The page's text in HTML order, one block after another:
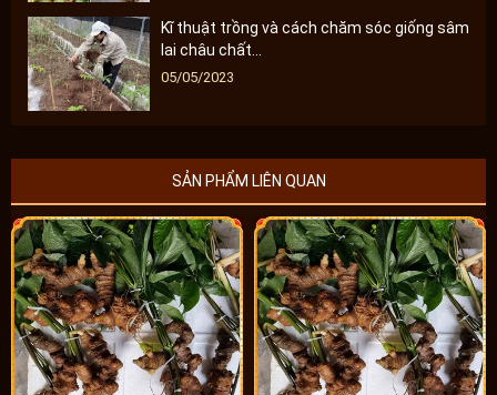
Kĩ thuật trồng và cách chăm sóc giống sâm
lai châu chất...
05/05/2023
SẢN PHẨM LIÊN QUAN